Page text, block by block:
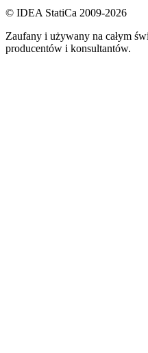
© IDEA StatiCa 2009-2026
Zaufany i używany na całym
producentów i konsultantów.